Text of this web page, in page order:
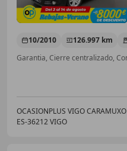
10/2010 126.997 km
OCASIONPLUS VIGO CARAMUXO
ES-36212 VIGO